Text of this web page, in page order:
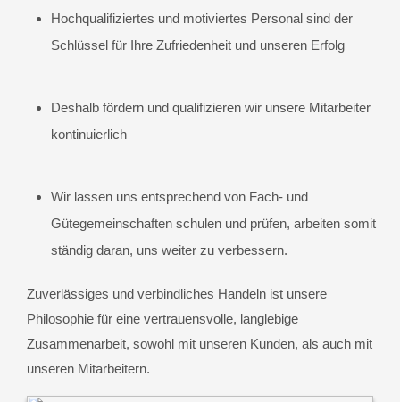
Hochqualifiziertes und motiviertes Personal sind der
Schlüssel für Ihre Zufriedenheit und unseren Erfolg
Deshalb fördern und qualifizieren wir unsere Mitarbeiter
kontinuierlich
Wir lassen uns entsprechend von Fach- und
Gütegemeinschaften schulen und prüfen, arbeiten somit
ständig daran, uns weiter zu verbessern.
Zuverlässiges und verbindliches Handeln ist unsere
Philosophie für eine vertrauensvolle, langlebige
Zusammenarbeit, sowohl mit unseren Kunden, als auch mit
unseren Mitarbeitern.